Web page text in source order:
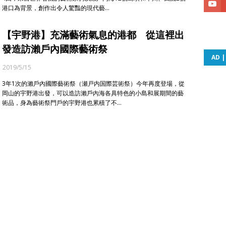
港口為背景，創作出令人驚豔的現代藝…
【宇野港】充滿藝術氣息的港都 從這裡出
發造訪瀨戶內國際藝術祭
2019/5/15
3年1次的瀨戶內國際藝術祭（瀬戸内国際芸術祭）今年再度登場，從
岡山的宇野港出發，可以造訪瀨戶內海各具特色的小島和展期間的藝
術品，身為藝術祭門戶的宇野港也累積了不…
AD |